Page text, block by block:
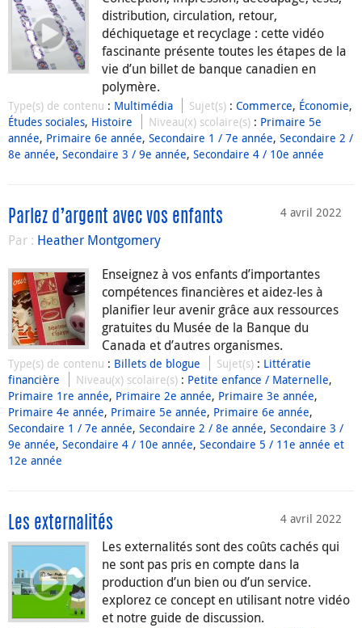
distribution, circulation, retour,
déchiquetage et recyclage : cette vidéo
fascinante présente toutes les étapes de la
vie d’un billet de banque canadien en
polymère.
Type(s) de contenu : Multimédia Sujet(s) :Commerce, Économie,
Études sociales, Histoire Niveau(x) scolaire(s) : Primaire 5e
année, Primaire 6e année, Secondaire 1 / 7e année, Secondaire 2 /
8e année, Secondaire 3 / 9e année, Secondaire 4 / 10e année
4 avril 2022
Parlez d’argent avec vos enfants
Par : Heather Montgomery
Enseignez à vos enfants d’importantes
compétences financières et aidez-les à
planifier leur avenir grâce aux ressources
gratuites du Musée de la Banque du
Canada et d’autres organismes.
Type(s) de contenu : Billets de blogue Sujet(s) : Littératie
financière
Niveau(x) scolaire(s) : Petite enfance / Maternelle,
Primaire 1re année, Primaire 2e année, Primaire 3e année,
Primaire 4e année, Primaire 5e année, Primaire 6e année,
Secondaire 1 / 7e année, Secondaire 2 / 8e année, Secondaire 3 /
9e année, Secondaire 4 / 10e année, Secondaire 5 / 11e année et
12e année
4 avril 2022
Les externalités
Les externalités sont des coûts cachés qui
ne sont pas pris en compte dans la
production d’un bien ou d’un service.
explorez ce concept en utilisant notre vidéo
et notre guide de discussion.